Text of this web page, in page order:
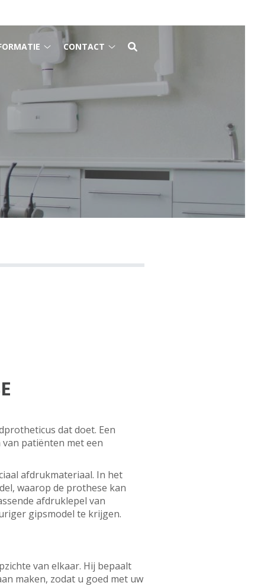
Gezondheidsinformatie
submenu
CONTACT
dat doet. Een
patiënten met een
afdrukmateriaal. In het
waarop de prothese kan
afdruklepel van
gipsmodel te krijgen.
van elkaar. Hij bepaalt
maken, zodat u goed met uw